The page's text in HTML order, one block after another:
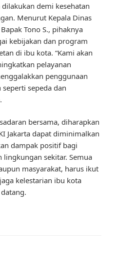
demi kesehatan
Menurut Kepala Dinas
Tono S., pihaknya
kebijakan dan program
di ibu kota. “Kami akan
pelayanan
penggunaan
sepeda dan
bersama, diharapkan
Jakarta dapat diminimalkan
dampak positif bagi
lingkungan sekitar. Semua
masyarakat, harus ikut
kelestarian ibu kota